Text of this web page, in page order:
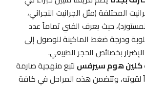
المختلفة (مثل الجرانيت النجراني،
حيث يعرف الفني تماماً عدد
ودرجة ضغط الماكينة للوصول إلى
بخصائص الحجر الطبيعي.
هوم سيرفسنتبع منهجية صارمة
وتتضمن هذه المراحل في كافة